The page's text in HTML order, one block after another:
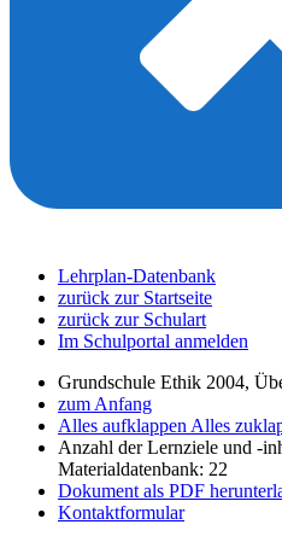
Lehrplan-Datenbank
zurück zur Startseite
zurück zur Schulart
Im Schulportal anmelden
Grundschule Ethik 2004,
zum Anfang
Alles aufklappen Alles
Anzahl der Lernziele und -
Materialdatenbank: 22
Dokument als PDF
Kontaktformular